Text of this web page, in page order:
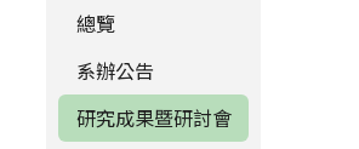
總覽
系辦公告
研究成果暨研討會